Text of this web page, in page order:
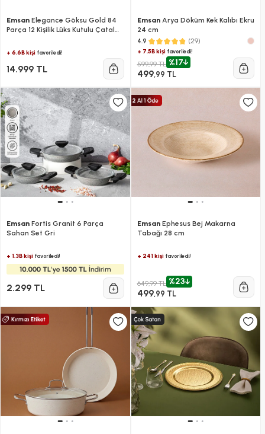
Emsan Elegance Göksu Gold 84
Parça 12 Kişilik Lüks Kutulu Çatal
+ 6.6B kişi favoriledi!
14.999 TL
EmsanArya Döküm Kek Kalıbı Ekru
24 cm
4.9 (29)
+ 7.5B kişifavoriledi!
599,99 TL %17
499,99 TL
Emsan Fortis Granit 6 Parça
Sahan Set Gri
+ 1.3B kişi favoriledi!
2.299 TL
EmsanEphesus Bej Makarna
Tabağı 28 cm
+ 241 kişifavoriledi!
649,99 TL %23
499,99 TL